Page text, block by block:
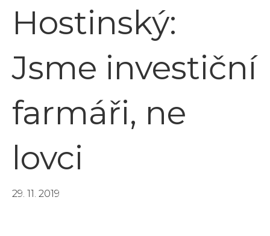
Hostinský:
Jsme investiční
farmáři, ne
lovci
29. 11. 2019